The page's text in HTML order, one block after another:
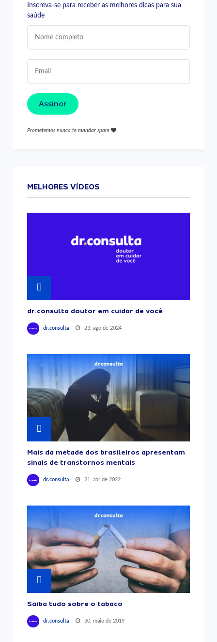
Inscreva-se para receber as melhores dicas para sua
saúde
Assinar
Prometemos nunca te mandar spam
MELHORES VÍDEOS
dr.consulta doutor em cuidar de você
dr.consulta 23, ago de 2024
Mais da metade dos brasileiros apresentam
sinais de transtornos mentais
dr.consulta 21, abr de 2022
Saiba tudo sobre o tabaco
dr.consulta 30, maio de 2019